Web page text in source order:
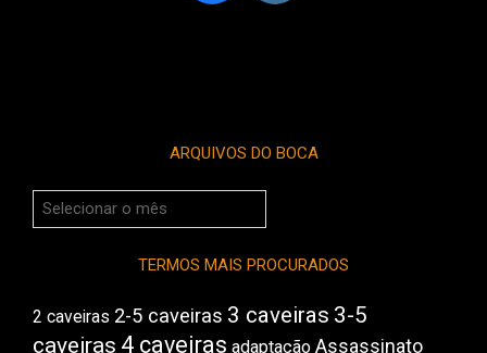
ARQUIVOS DO BOCA
Arquivos
do
TERMOS MAIS PROCURADOS
2 caveiras 2-5 caveiras 3 caveiras 3-5
caveiras 4 caveiras adaptação Assassinato